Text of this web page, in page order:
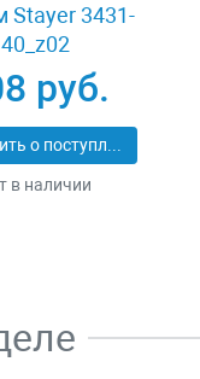
Stayer 3431-
40_z02
руб.
Сообщить о поступлении
в наличии